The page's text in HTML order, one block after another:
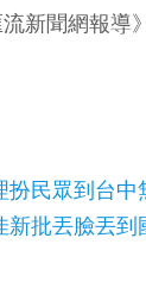
新聞網報導》
扮民眾到台
新批丟臉丟到